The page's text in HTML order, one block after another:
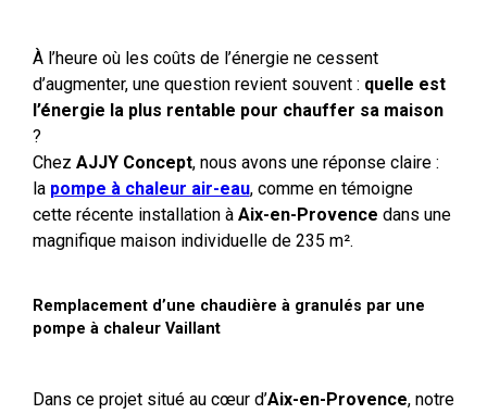
À l’heure où les coûts de l’énergie ne cessent
d’augmenter, une question revient souvent : quelle est
l’énergie la plus rentable pour chauffer sa maison
?
Chez AJJY Concept, nous avons une réponse claire :
la pompe à chaleur air-eau, comme en témoigne
cette récente installation à Aix-en-Provence dans une
magnifique maison individuelle de 235 m².
Remplacement d’une chaudière à granulés par une
pompe à chaleur Vaillant
Dans ce projet situé au cœur d’Aix-en-Provence, notre